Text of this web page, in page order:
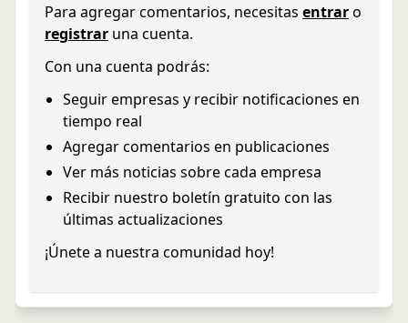
Para agregar comentarios, necesitas entraro
registrar una cuenta.
Con una cuenta podrás:
Seguir empresas y recibir notificaciones en
tiempo real
Agregar comentarios en publicaciones
Ver más noticias sobre cada empresa
Recibir nuestro boletín gratuito con las
últimas actualizaciones
¡Únete a nuestra comunidad hoy!